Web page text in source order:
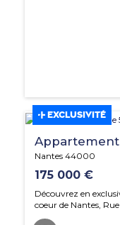
EXCLUSIVITÉ
Appartement
Nantes 44000
175 000 €
Découvrez en
coeur de Nantes, Rue